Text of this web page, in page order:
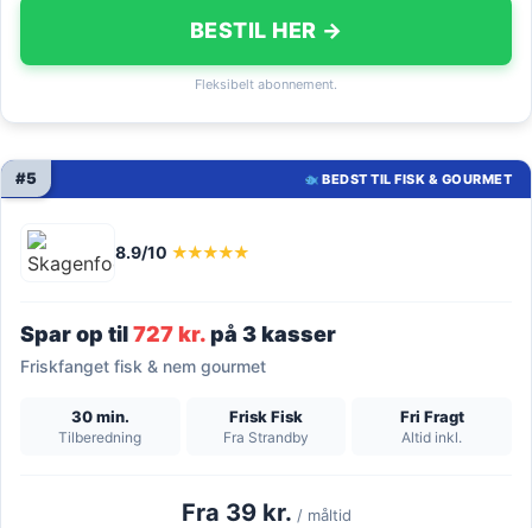
BESTIL HER →
Fleksibelt abonnement.
BEDST TIL FISK & GOURMET
#5
8.9/10 ★★★★★
Spar op til727 kr.på 3 kasser
Friskfanget fisk & nem gourmet
30 min.
Tilberedning
Frisk Fisk
Fra Strandby
Fri Fragt
Altid inkl.
Fra 39 kr. / måltid